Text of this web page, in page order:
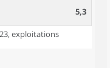
5,3
exploitations